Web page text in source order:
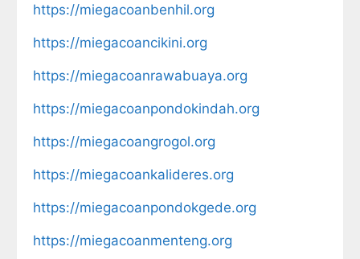
https://miegacoanbenhil.org
https://miegacoancikini.org
https://miegacoanrawabuaya.org
https://miegacoanpondokindah.org
https://miegacoangrogol.org
https://miegacoankalideres.org
https://miegacoanpondokgede.org
https://miegacoanmenteng.org